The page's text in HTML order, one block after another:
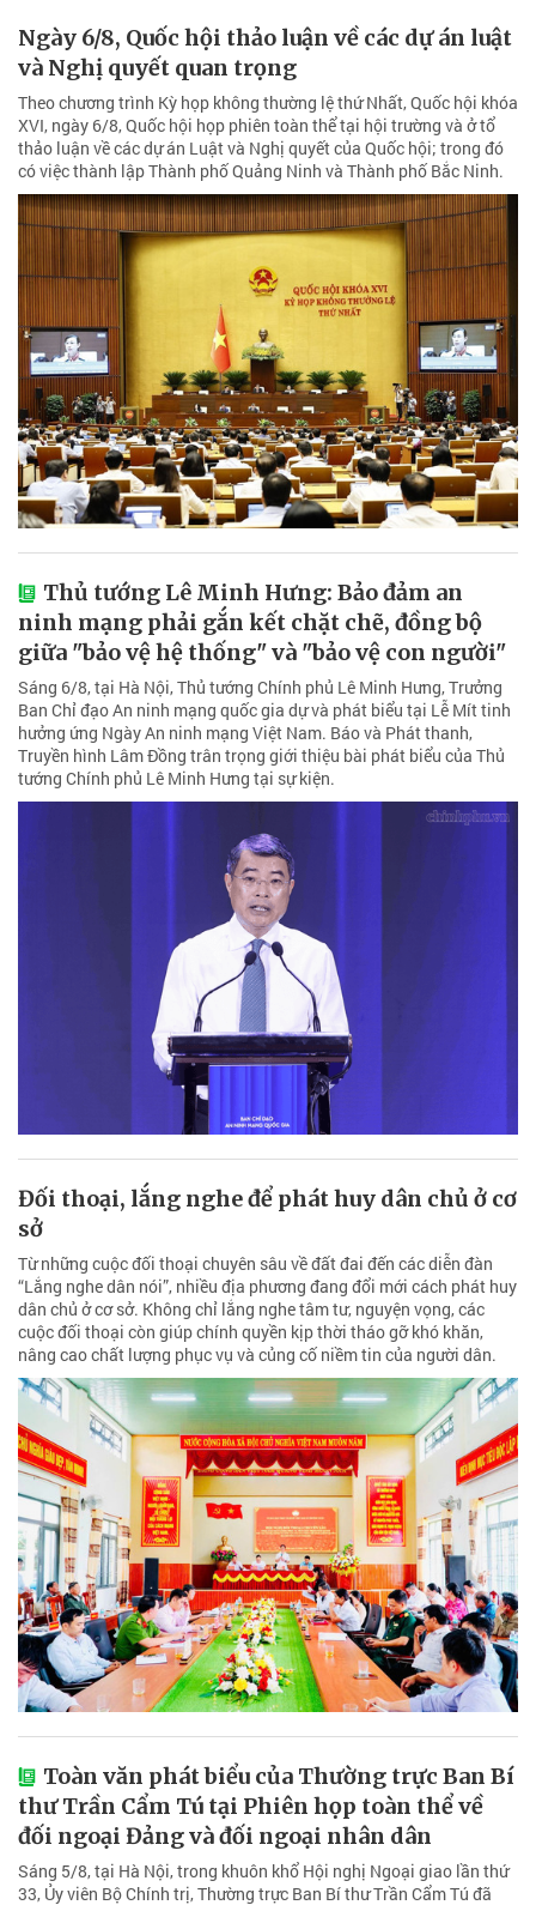
Ngày 6/8, Quốc hội thảo luận về các dự án luật
và Nghị quyết quan trọng
Theo chương trình Kỳ họp không thường lệ thứ Nhất, Quốc hội khóa
XVI, ngày 6/8, Quốc hội họp phiên toàn thể tại hội trường và ở tổ
thảo luận về các dự án Luật và Nghị quyết của Quốc hội; trong đó
có việc thành lập Thành phố Quảng Ninh và Thành phố Bắc Ninh.
Thủ tướng Lê Minh Hưng: Bảo đảm an
ninh mạng phải gắn kết chặt chẽ, đồng bộ
giữa "bảo vệ hệ thống" và "bảo vệ con người"
Sáng 6/8, tại Hà Nội, Thủ tướng Chính phủ Lê Minh Hưng, Trưởng
Ban Chỉ đạo An ninh mạng quốc gia dự và phát biểu tại Lễ Mít tinh
hưởng ứng Ngày An ninh mạng Việt Nam. Báo và Phát thanh,
Truyền hình Lâm Đồng trân trọng giới thiệu bài phát biểu của Thủ
tướng Chính phủ Lê Minh Hưng tại sự kiện.
Đối thoại, lắng nghe để phát huy dân chủ ở cơ
sở
Từ những cuộc đối thoại chuyên sâu về đất đai đến các diễn đàn
“Lắng nghe dân nói”, nhiều địa phương đang đổi mới cách phát huy
dân chủ ở cơ sở. Không chỉ lắng nghe tâm tư, nguyện vọng, các
cuộc đối thoại còn giúp chính quyền kịp thời tháo gỡ khó khăn,
nâng cao chất lượng phục vụ và củng cố niềm tin của người dân.
Toàn văn phát biểu của Thường trực Ban Bí
thư Trần Cẩm Tú tại Phiên họp toàn thể về
đối ngoại Đảng và đối ngoại nhân dân
Sáng 5/8, tại Hà Nội, trong khuôn khổ Hội nghị Ngoại giao lần thứ
33, Ủy viên Bộ Chính trị, Thường trực Ban Bí thư Trần Cẩm Tú đã